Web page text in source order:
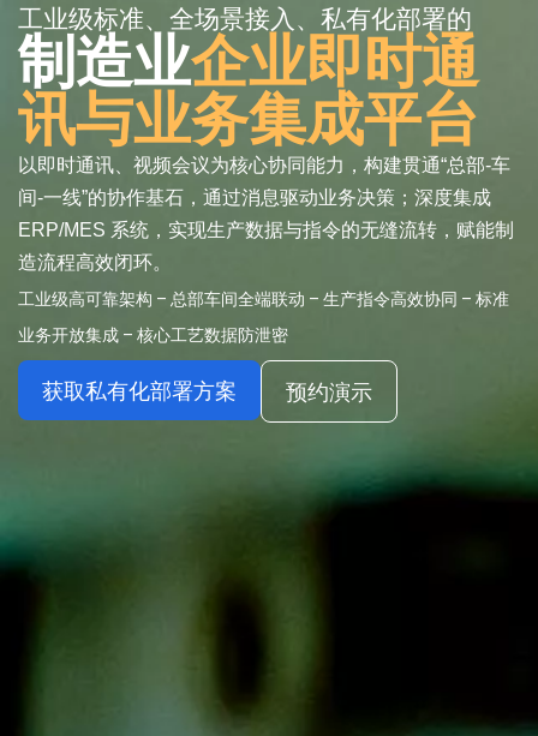
工业级标准、全场景接入、私有化部署的
制造业企业即时通
讯与业务集成平台
以即时通讯、视频会议为核心协同能力，构建贯通“总部-车
间-一线”的协作基石，通过消息驱动业务决策；深度集成
ERP/MES 系统，实现生产数据与指令的无缝流转，赋能制
造流程高效闭环。
工业级高可靠架构 – 总部车间全端联动 – 生产指令高效协同 – 标准
业务开放集成 – 核心工艺数据防泄密
获取私有化部署方案 预约演示